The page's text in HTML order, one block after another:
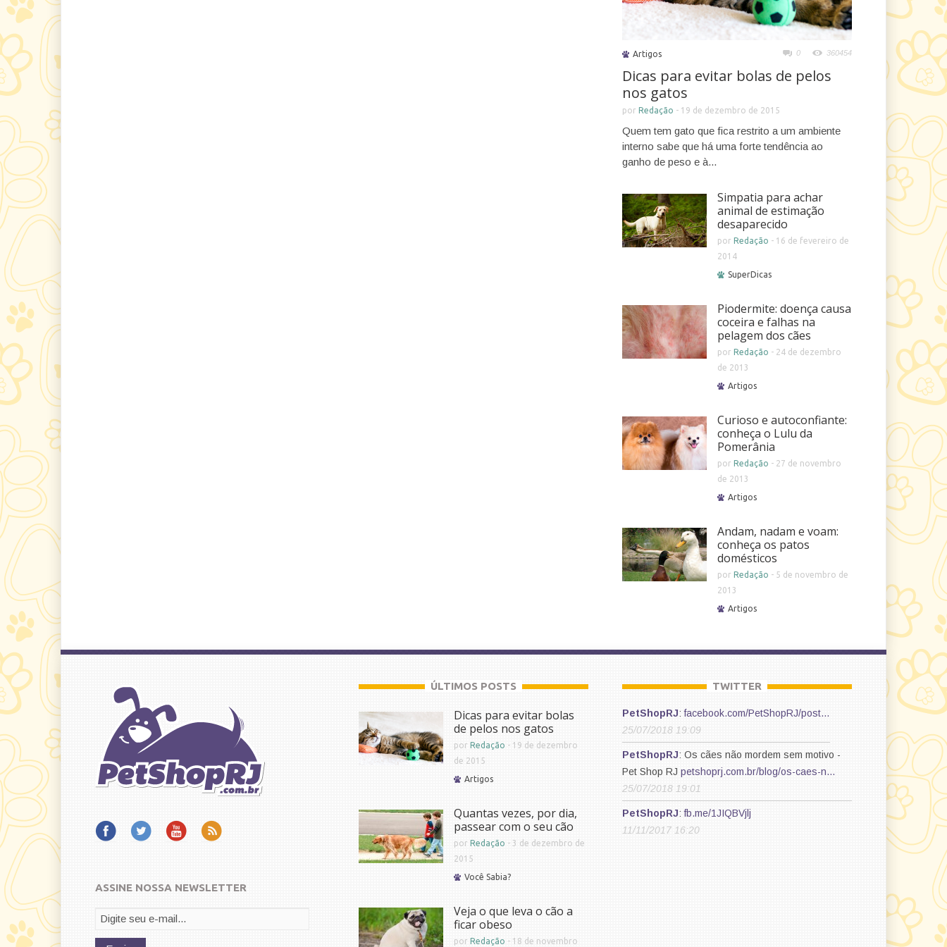
Artigos 0 360454
Dicas para evitar bolas de pelos
nos gatos
porRedação - 19 de dezembro de 2015
Quem tem gato que fica restrito a um ambiente
interno sabe que há uma forte tendência ao
ganho de peso e à...
Simpatia para achar
animal de estimação
desaparecido
porRedação - 16 de fevereiro de
2014
SuperDicas
Piodermite: doença causa
coceira e falhas na
pelagem dos cães
porRedação - 24 de dezembro
de 2013
Artigos
Curioso e autoconfiante:
conheça o Lulu da
Pomerânia
porRedação - 27 de novembro
de 2013
Artigos
Andam, nadam e voam:
conheça os patos
domésticos
porRedação - 5 de novembro de
2013
Artigos
ASSINE NOSSA NEWSLETTER
ÚLTIMOS POSTS
Dicas para evitar bolas
de pelos nos gatos
porRedação - 19 de dezembro
de 2015
Artigos
Quantas vezes, por dia,
passear com o seu cão
porRedação - 3 de dezembro de
2015
Você Sabia?
Veja o que leva o cão a
ficar obeso
porRedação - 18 de novembro
TWITTER
PetShopRJ:facebook.com/PetShopRJ/post…
25/07/2018 19:09
PetShopRJ: Os cães não mordem sem motivo -
Pet Shop RJpetshoprj.com.br/blog/os-caes-n…
25/07/2018 19:01
PetShopRJ:fb.me/1JIQBVjlj
11/11/2017 16:20